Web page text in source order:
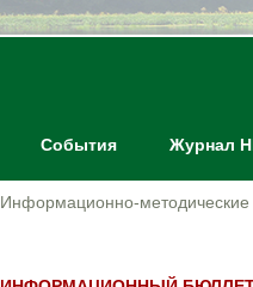
События Журнал
Информационно-методические